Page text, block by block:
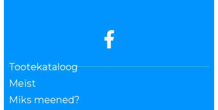
Tootekataloog
Meist
Miks meened?